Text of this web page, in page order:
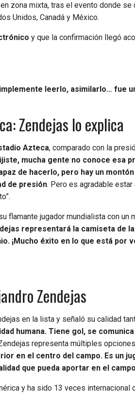
zona mixta, tras el evento donde se
Unidos, Canadá y México.
y que la confirmación llegó
leerlo, asimilarlo… fue
Zendejas lo explica
Azteca, comparado con la
mucha gente no conoce esa
de hacerlo, pero hay un montón
de presión. Pero es agradable estar
flamante jugador mundialista con un
representará la camiseta de la
¡Mucho éxito en lo que está por
Zendejas
en la lista y señaló su calidad
humana. Tiene gol, se
representa múltiples
en el centro del campo. Es un
que pueda aportar en el campo
y ha sido 13 veces internacional